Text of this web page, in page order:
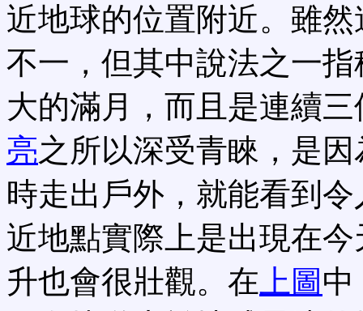
近地球的位置附近。雖然
不一，但其中說法之一
大的滿月，而且是連續
亮之所以深受青睞，是
時走出戶外，就能看到
近地點實際上是出現在
升也會很壯觀。在 上圖中